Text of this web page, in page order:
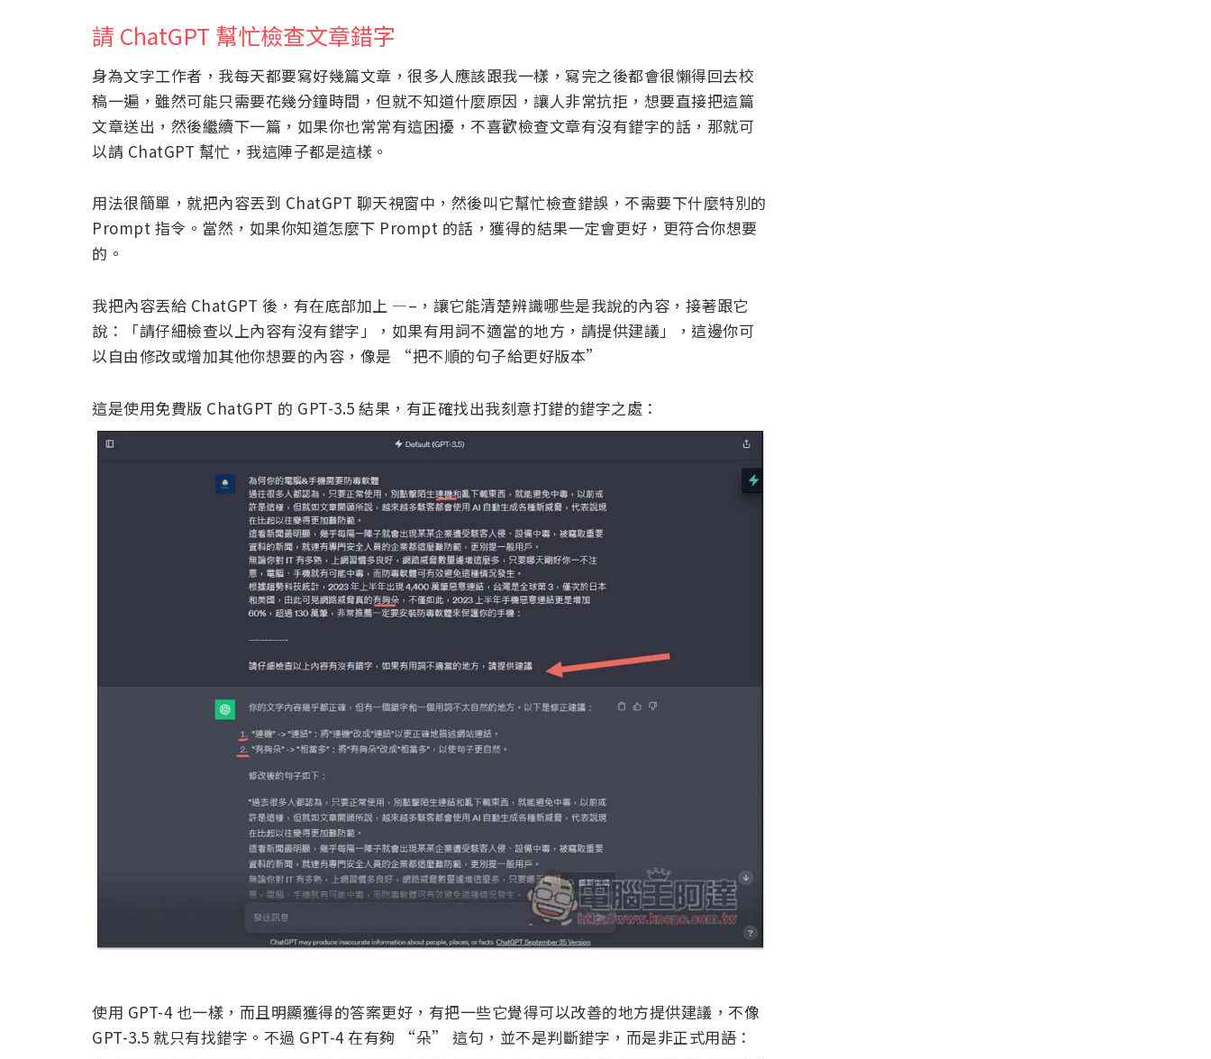
請 ChatGPT 幫忙檢查文章錯字
身為文字工作者，我每天都要寫好幾篇文章，很多人應該跟我一樣，寫完之後都會很懶得回去校
稿一遍，雖然可能只需要花幾分鐘時間，但就不知道什麼原因，讓人非常抗拒，想要直接把這篇
文章送出，然後繼續下一篇，如果你也常常有這困擾，不喜歡檢查文章有沒有錯字的話，那就可
以請 ChatGPT 幫忙，我這陣子都是這樣。
用法很簡單，就把內容丟到 ChatGPT 聊天視窗中，然後叫它幫忙檢查錯誤，不需要下什麼特別的
Prompt 指令。當然，如果你知道怎麼下 Prompt 的話，獲得的結果一定會更好，更符合你想要
的。
我把內容丟給 ChatGPT 後，有在底部加上 —–，讓它能清楚辨識哪些是我說的內容，接著跟它
說：「請仔細檢查以上內容有沒有錯字」，如果有用詞不適當的地方，請提供建議」，這邊你可
以自由修改或增加其他你想要的內容，像是 “把不順的句子給更好版本”
這是使用免費版 ChatGPT 的 GPT-3.5 結果，有正確找出我刻意打錯的錯字之處：
使用 GPT-4 也一樣，而且明顯獲得的答案更好，有把一些它覺得可以改善的地方提供建議，不像
GPT-3.5 就只有找錯字。不過 GPT-4 在有夠 “朵” 這句，並不是判斷錯字，而是非正式用語：